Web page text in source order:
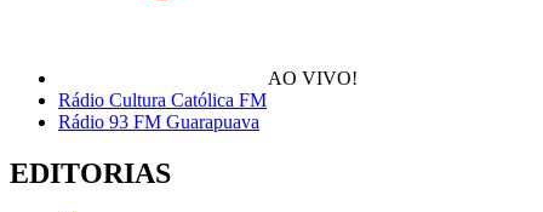
AO VIVO!
Rádio Cultura Católica FM
Rádio 93 FM Guarapuava
EDITORIAS